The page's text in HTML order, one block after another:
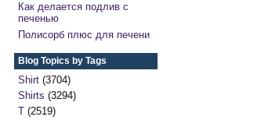
Как делается подлив с
печенью
Полисорб плюс для печени
Blog Topics by Tags
Shirt(3704)
Shirts (3294)
T(2519)